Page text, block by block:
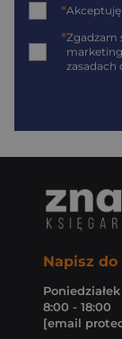
*Akceptuję
*Zgadzam
zasadach
Napisz do
8:00 - 18:00
[email